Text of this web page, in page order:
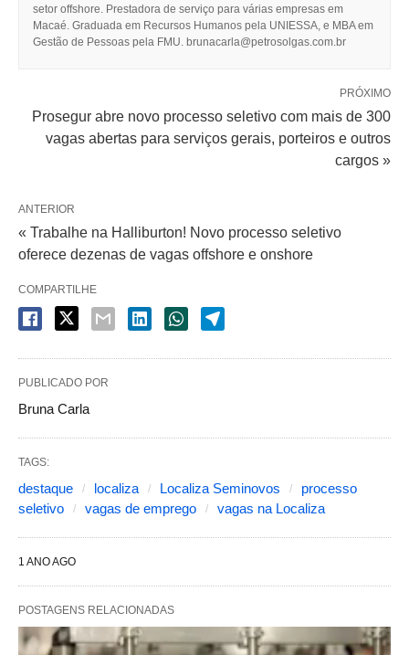
setor offshore. Prestadora de serviço para várias empresas em
Macaé. Graduada em Recursos Humanos pela UNIESSA, e MBA em
Gestão de Pessoas pela FMU. brunacarla@petrosolgas.com.br
PRÓXIMO
Prosegur abre novo processo seletivo com mais de 300
vagas abertas para serviços gerais, porteiros e outros
cargos »
ANTERIOR
« Trabalhe na Halliburton! Novo processo seletivo
oferece dezenas de vagas offshore e onshore
COMPARTILHE
PUBLICADO POR
Bruna Carla
TAGS:
destaque localiza Localiza Seminovos
processo
seletivo
vagas de emprego vagas na Localiza
1 ANO AGO
POSTAGENS RELACIONADAS